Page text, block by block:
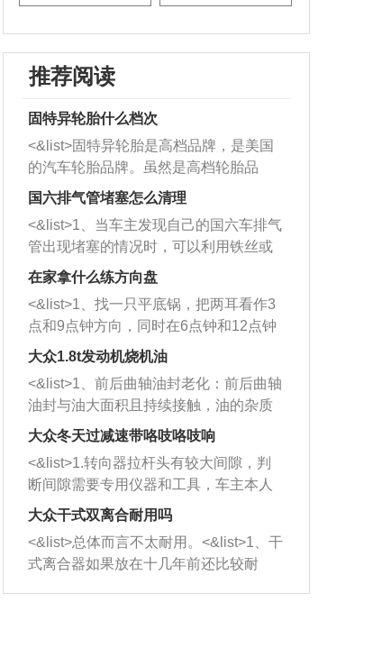
推荐阅读
固特异轮胎什么档次
<&list>固特异轮胎是高档品牌，是美国
的汽车轮胎品牌。虽然是高档轮胎品
牌，但是中高低端的轮胎都有生产，这
也是为了更好的开拓市场。
国六排气管堵塞怎么清理
<&list>1、当车主发现自己的国六车排气
管出现堵塞的情况时，可以利用铁丝或
者是细棍，直接将杂物给取出来，如果
堵塞情况比较严重，也可以采取应急措
施。 <&list>2、直接利用木棍将所有的
杂物推到排气管里面的位置处，然后将
三元催化器拆解开，就可以将堵塞的东
西取出来。但如果是因为积碳过多引起
的堵塞，就需要将三元催化器泡在草酸
洗剂对堵塞的情况得到解决，将清洗剂
放在燃油箱中，与燃油混合后，车辆启
动时，就可以和汽油一起进入到燃烧
室，最后形成废气排出，就可以让三元
催化器得到清洗，排气管堵塞的情况就
能够得到解决。
在家拿什么练方向盘
<&list>1、找一只平底锅，把两耳看作3
点和9点钟方向，同时在6点钟和12点钟
方向做一个标记。 <&list>2、双手握住
一圈半的练习，往右同样也要打相同的
圈数。 <&list>3、最后强调要反复练
习，这样就可以形成肌肉记忆，在真实
驾驶车辆时，不需要记忆也能打好方
向。
大众1.8t发动机烧机油
<&list>1、前后曲轴油封老化：前后曲轴
油封与油大面积且持续接触，油的杂质
和发动机内持续温度变化使其密封效果
逐渐减弱，导致渗油或漏油。<&list>2、
活塞间隙过大：积碳会使活塞环与缸体
的间隙扩大，导致机油流入燃烧室中，
造成烧机油。<&list>3、机油粘度。使用
机油粘度过小的话，同样会有烧机油现
象，机油粘度过小具有很好的流动性，
大众冬天过减速带咯吱咯吱响
<&list>1.转向器拉杆头有较大间隙，判
断间隙需要专用仪器和工具，车主本人
无法制作，需要将车辆送到修理厂或4s
店；<&list>2.车辆半轴套管防尘罩破
裂，破裂后会出现漏油现象，使半轴磨
损严重，磨损的半轴容易损坏，产生异
响；<&list>3.稳定器的转向胶套和球头
大众干式双离合耐用吗
<&list>总体而言不太耐用。<&list>1、干
式离合器如果放在十几年前还比较耐